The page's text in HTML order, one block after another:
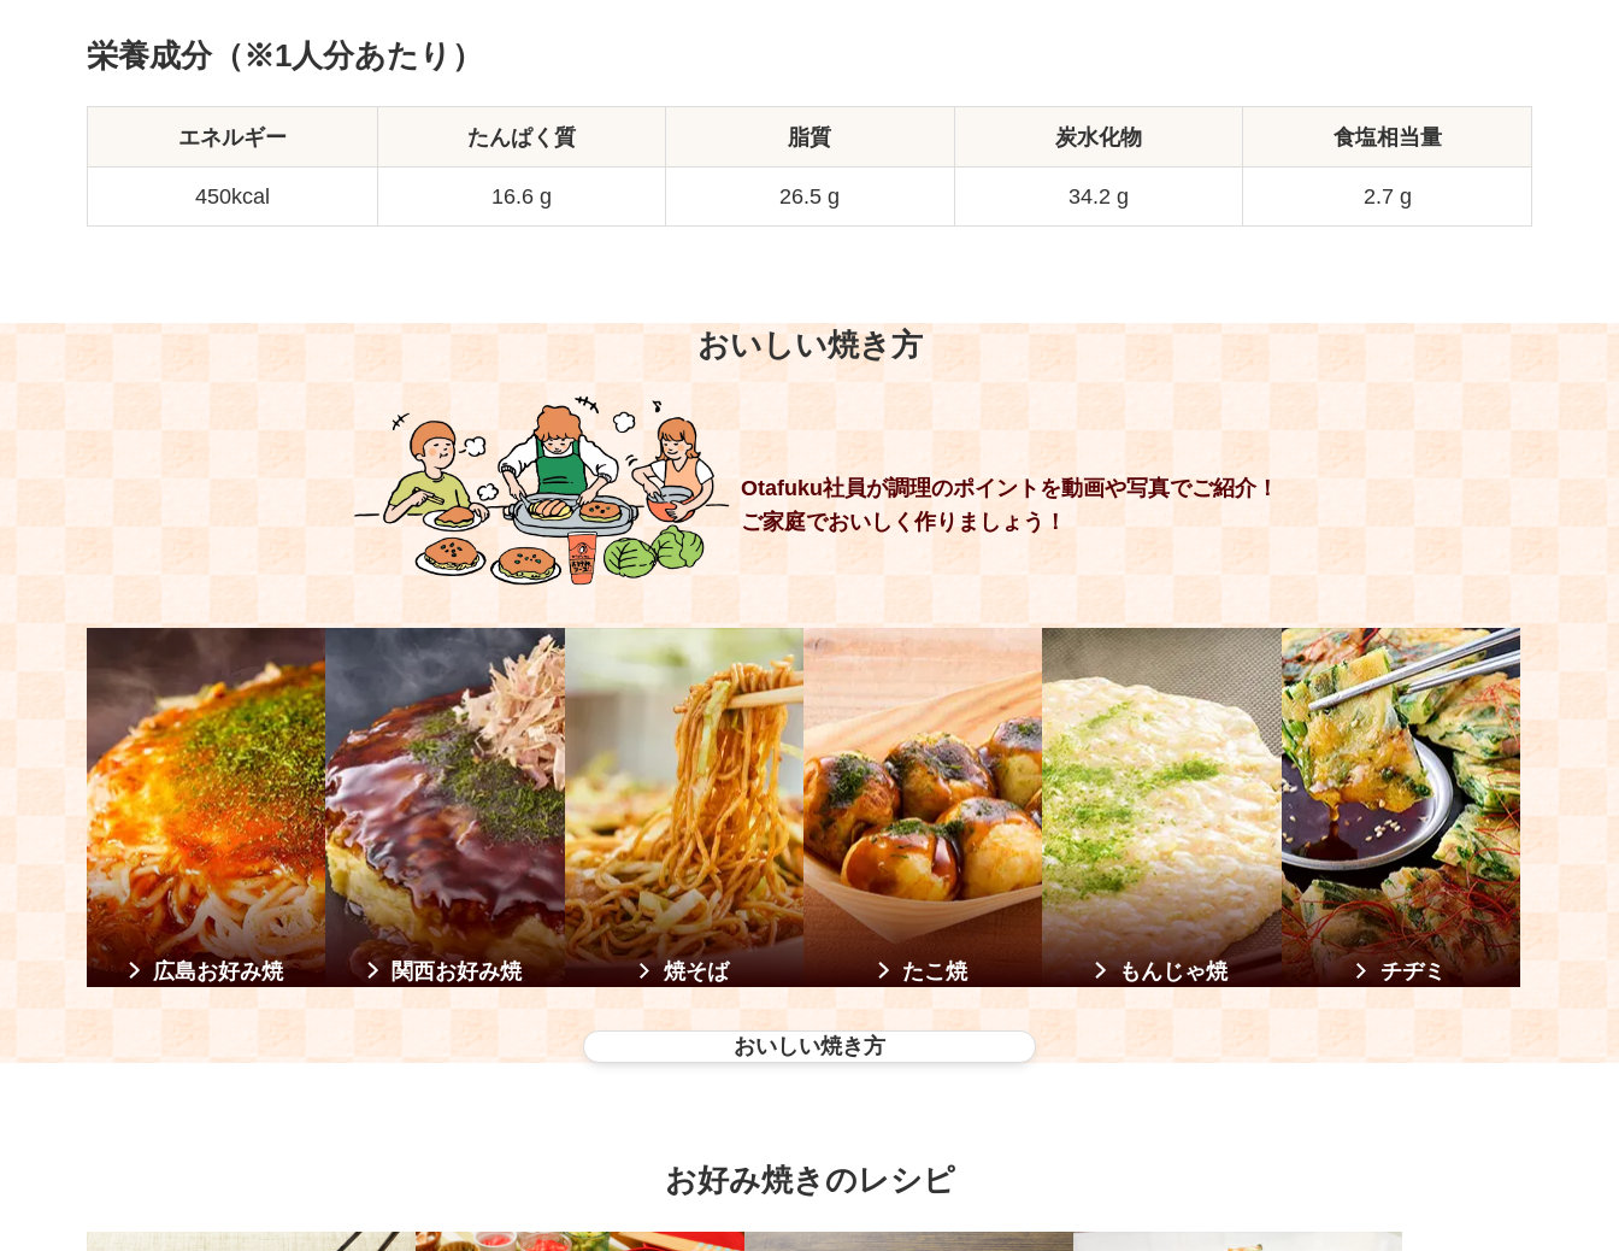
栄養成分（※1人分あたり）
エネルギー
450kcal
たんぱく質
16.6 g
脂質
26.5 g
炭水化物
34.2 g
食塩相当量
2.7 g
おいしい焼き方
Otafuku社員が調理のポイントを動画や写真でご紹介！
ご家庭でおいしく作りましょう！
広島お好み焼 関西お好み焼 焼そば たこ焼 もんじゃ焼 チヂミ
おいしい焼き方
お好み焼きのレシピ